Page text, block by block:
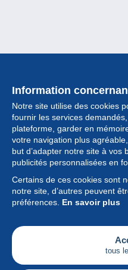
Information
Notre site utilise des cookies
fournir les services
plateforme, garder en
votre navigation plus
but d’adapter notre site à vos
publicités personnalisées en
Certains de ces cookies sont
notre site, d’autres peuvent
préférences. En savoir plus
tous
Collection
Actualités
Fonctionnalités
Société
Services